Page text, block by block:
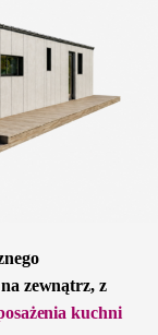
zewnątrz, z
kuchni